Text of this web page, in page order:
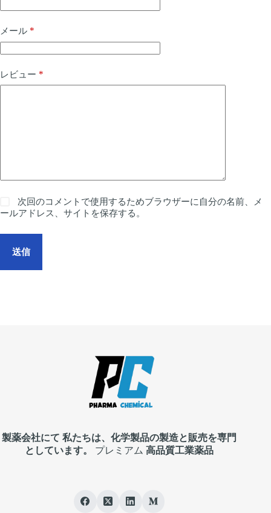
メール *
レビュー *
次回のコメントで使用するためブラウザーに自分の名前、メ
ールアドレス、サイトを保存する。
送信
製薬会社にて 私たちは、化学製品の製造と販売を専門
としています。 プレミアム 高品質工業薬品